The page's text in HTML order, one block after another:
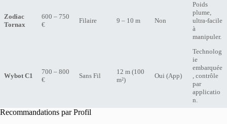
Zodiac
Tornax
600 – 750
€
Filaire 9 – 10 m Non
Poids
plume,
ultra-facile
à
manipuler.
Wybot C1
700 – 800
€
Sans Fil
12 m (100
m²)
Oui (App)
Technolog
ie
embarquée
, contrôle
par
applicatio
n.
Recommandations par Profil